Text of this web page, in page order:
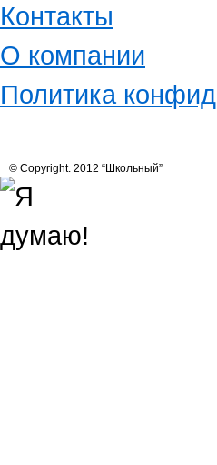
Контакты
О компании
Политика
© Copyright. 2012 “Школьный”